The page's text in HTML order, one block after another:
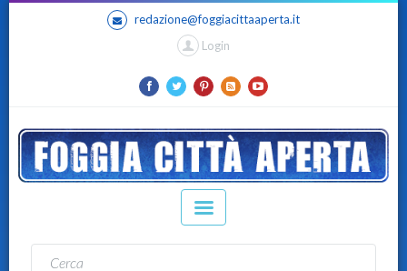
redazione@foggiacittaaperta.it
Login